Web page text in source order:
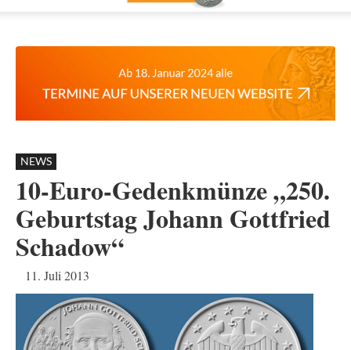
NEWS
10-Euro-Gedenkmünze „250.
Geburtstag Johann Gottfried
Schadow“
11. Juli 2013